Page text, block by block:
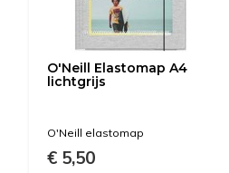
O'Neill Elastomap A4
lichtgrijs
O'Neill elastomap
€ 5,50